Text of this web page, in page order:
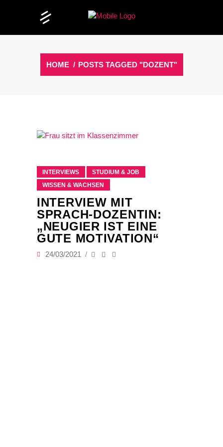
HOME / POSTS TAGGED "DOZENT"
INTERVIEWS
STUDIUM & JOB
WISSEN & WACHSEN
INTERVIEW MIT
SPRACH-DOZENTIN:
„NEUGIER IST EINE
GUTE MOTIVATION“
24/03/2021